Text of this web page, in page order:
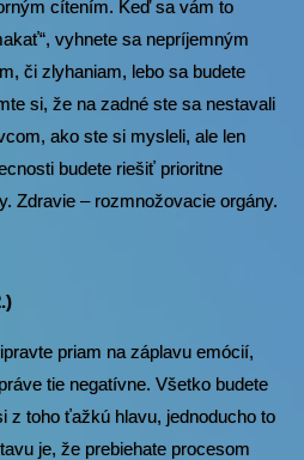
cítením. Keď sa vám to
vyhnete sa nepríjemným
či zlyhaniam, lebo sa budete
si, že na zadné ste sa nestavali
ako ste si mysleli, ale len
budete riešiť prioritne
Zdravie – rozmnožovacie orgány.
priam na záplavu emócií,
tie negatívne. Všetko budete
z toho ťažkú hlavu, jednoducho to
je, že prebiehate procesom